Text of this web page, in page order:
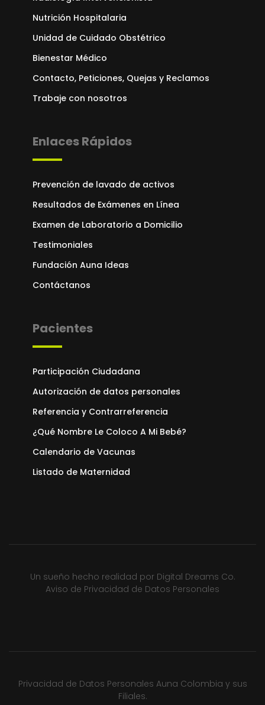
Nutrición Hospitalaria
Unidad de Cuidado Obstétrico
Bienestar Médico
Contacto, Peticiones, Quejas y Reclamos
Trabaje con nosotros
Enlaces Rápidos
Prevención de lavado de activos
Resultados de Exámenes en Línea
Examen de Laboratorio a Domicilio
Testimoniales
Fundación Auna Ideas
Contáctanos
Pacientes
Participación Ciudadana
Autorización de datos personales
Referencia y Contrarreferencia
¿Qué Nombre Le Coloco A Mi Bebé?
Calendario de Vacunas
Listado de Maternidad
Un sueño hecho realidad por Digital Dreams Co.
Aviso de Privacidad de Datos Personales
Privacidad de Datos Personales Auna Colombia y sus
Filiales.